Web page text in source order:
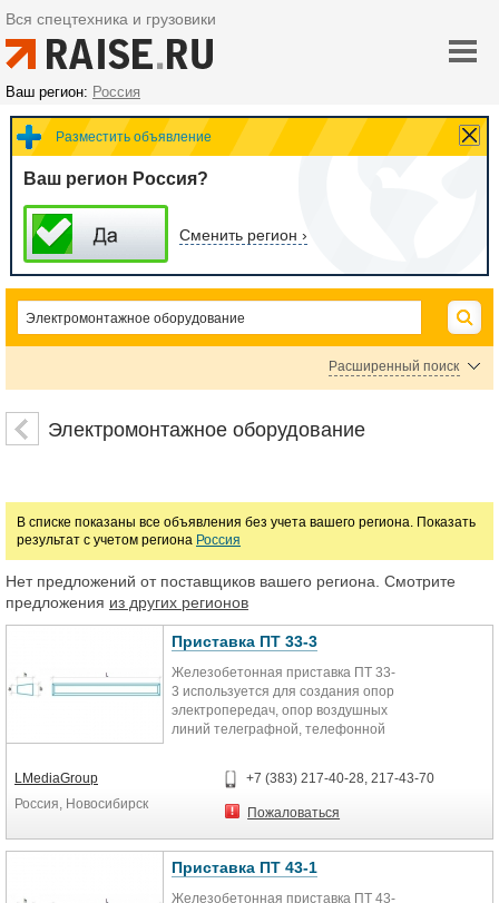
Вся спецтехника и грузовики
Ваш регион: Россия
Разместить объявление
Ваш регион Россия?
Сменить регион ›
Расширенный поиск
Опоры для ЛЭП
Цена
руб.
Электромонтажное оборудование
В списке показаны все объявления без учета вашего региона. Показать
результат с учетом региона Россия
Нет предложений от поставщиков вашего региона. Смотрите
предложения из других регионов
Приставка ПТ 33-3
Железобетонная приставка ПТ 33-
3 используется для создания опор
электропередач, опор воздушных
линий телеграфной, телефонной
Напряжение линии
электропередач, с которой можно
использовать приставку ПТ 33-3 -
0,38, 6-10, 20 и 35 кВ. Изделие
изготавливается согласно ТУ 5863-
006-00113557-94. Совместное
использование железобетона и
дерева значительно увеличивает
LMediaGroup
Россия, Новосибирск
+7 (383) 217-40-28, 217-43-70
Пожаловаться
Приставка ПТ 43-1
Железобетонная приставка ПТ 43-